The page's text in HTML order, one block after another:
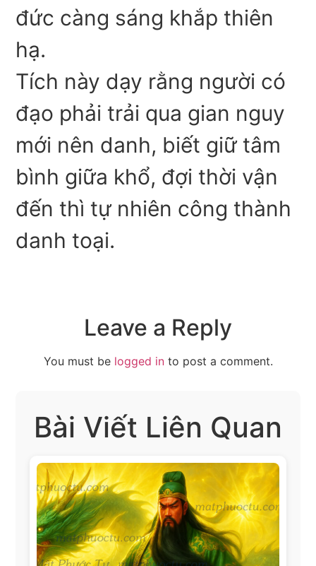
đức càng sáng khắp thiên
hạ.
Tích này dạy rằng người có
đạo phải trải qua gian nguy
mới nên danh, biết giữ tâm
bình giữa khổ, đợi thời vận
đến thì tự nhiên công thành
danh toại.
Leave a Reply
You must be logged into post a comment.
Bài Viết Liên Quan